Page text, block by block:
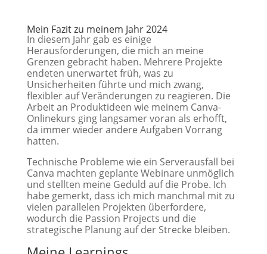
Mein Fazit zu meinem Jahr 2024
In diesem Jahr gab es einige
Herausforderungen, die mich an meine
Grenzen gebracht haben. Mehrere Projekte
endeten unerwartet früh, was zu
Unsicherheiten führte und mich zwang,
flexibler auf Veränderungen zu reagieren. Die
Arbeit an Produktideen wie meinem Canva-
Onlinekurs ging langsamer voran als erhofft,
da immer wieder andere Aufgaben Vorrang
hatten.
Technische Probleme wie ein Serverausfall bei
Canva machten geplante Webinare unmöglich
und stellten meine Geduld auf die Probe. Ich
habe gemerkt, dass ich mich manchmal mit zu
vielen parallelen Projekten überfordere,
wodurch die Passion Projects und die
strategische Planung auf der Strecke bleiben.